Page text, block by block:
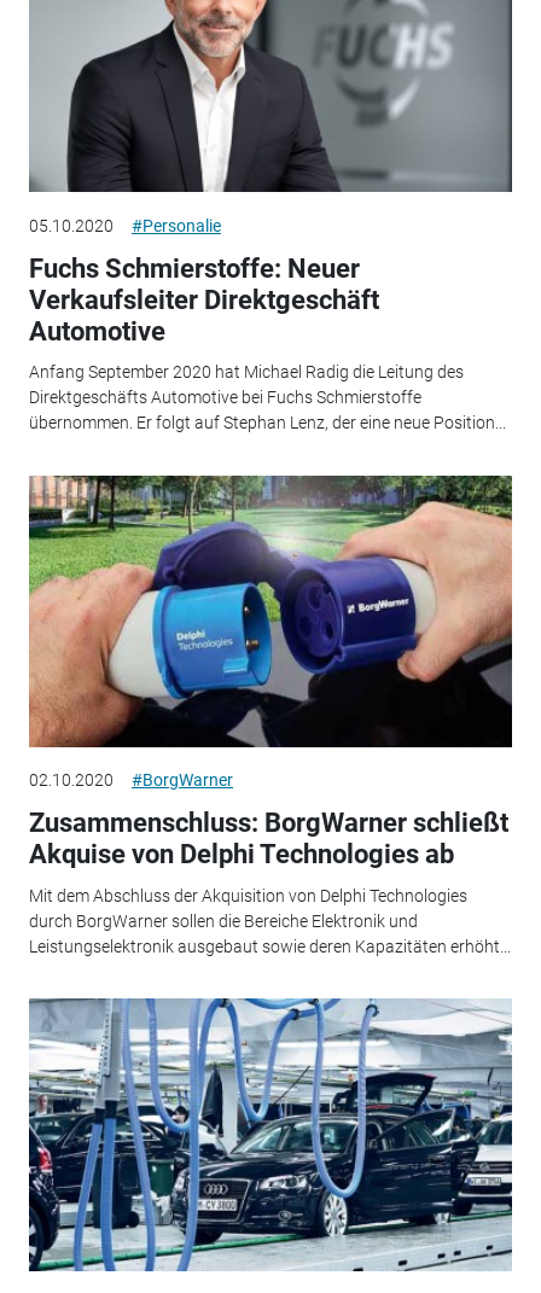
05.10.2020 #Personalie
Fuchs Schmierstoffe: Neuer
Verkaufsleiter Direktgeschäft
Automotive
Anfang September 2020 hat Michael Radig die Leitung des
Direktgeschäfts Automotive bei Fuchs Schmierstoffe
übernommen. Er folgt auf Stephan Lenz, der eine neue Position...
02.10.2020 #BorgWarner
Zusammenschluss: BorgWarner schließt
Akquise von Delphi Technologies ab
Mit dem Abschluss der Akquisition von Delphi Technologies
durch BorgWarner sollen die Bereiche Elektronik und
Leistungselektronik ausgebaut sowie deren Kapazitäten erhöht...